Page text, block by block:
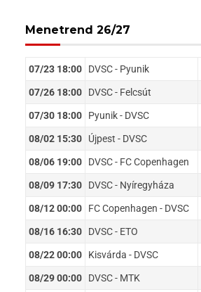
Menetrend 26/27
07/23 18:00 DVSC - Pyunik
07/26 18:00 DVSC - Felcsút
07/30 18:00 Pyunik - DVSC
08/02 15:30 Újpest - DVSC
08/06 19:00 DVSC - FC Copenhagen
08/09 17:30 DVSC - Nyíregyháza
08/12 00:00 FC Copenhagen - DVSC
08/16 16:30 DVSC - ETO
08/22 00:00 Kisvárda - DVSC
08/29 00:00 DVSC - MTK